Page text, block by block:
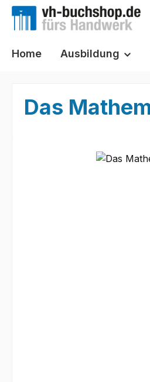
Hauptinhalt springen
Zur Suche springen
Zur Hauptnavigation springen
Home Ausbildung
Das
Bildergalerie überspringen